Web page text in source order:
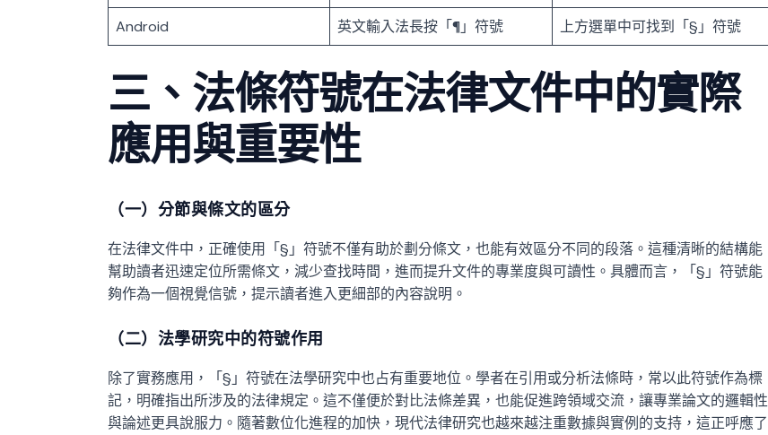
Android
英文輸入法長按「¶」符號 上方選單中可找到「§」符號
三、法條符號在法律文件中的實際
應用與重要性
（一）分節與條文的區分
在法律文件中，正確使用「§」符號不僅有助於劃分條文，也能有效區分不同的段落。這種清晰的結構能
幫助讀者迅速定位所需條文，減少查找時間，進而提升文件的專業度與可讀性。具體而言，「§」符號能
夠作為一個視覺信號，提示讀者進入更細部的內容說明。
（二）法學研究中的符號作用
除了實務應用，「§」符號在法學研究中也占有重要地位。學者在引用或分析法條時，常以此符號作為標
記，明確指出所涉及的法律規定。這不僅便於對比法條差異，也能促進跨領域交流，讓專業論文的邏輯性
與論述更具說服力。隨著數位化進程的加快，現代法律研究也越來越注重數據與實例的支持，這正呼應了